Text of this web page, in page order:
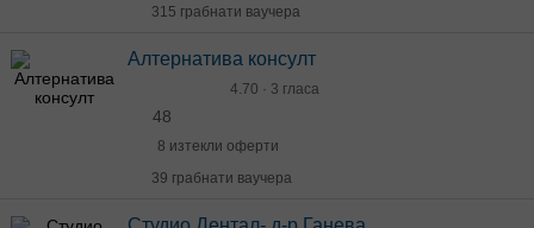
315 грабнати ваучера
Алтернатива консулт
4.70 · 3 гласа
48
8 изтекли оферти
39 грабнати ваучера